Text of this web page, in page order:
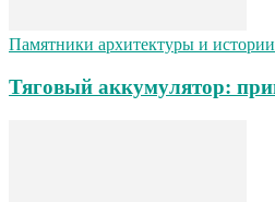
Памятники архитектуры и истории
Тяговый аккумулятор: